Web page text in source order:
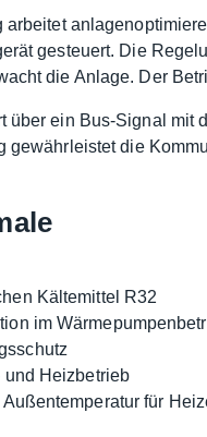
gesteuert. Die
die Anlage. Der
über ein Bus-Signal
gewährleistet die
Kältemittel R32
im
und Heizbetrieb
für